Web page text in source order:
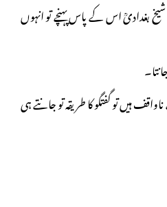
بغدادیؒ اس کے پاس پہنچے تو انہوں
ہیں تو گفتگو کا طریقہ تو جانتے ہی